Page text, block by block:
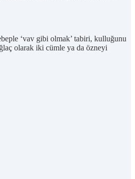
‘vav gibi olmak’ tabiri, kulluğunu
olarak iki cümle ya da özneyi